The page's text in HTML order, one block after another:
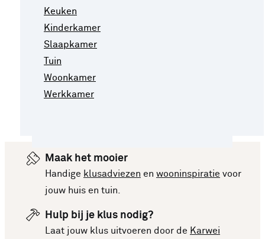
Keuken
Kinderkamer
Slaapkamer
Tuin
Woonkamer
Werkkamer
Maak het mooier
Handige klusadviezen en wooninspiratie voor
jouw huis en tuin.
Hulp bij je klus nodig?
Laat jouw klus uitvoeren door de Karwei